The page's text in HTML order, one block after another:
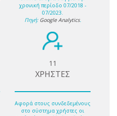
χρονική περίοδο 07/2018 -
07/2023.
Πηγή: Google Analytics.
11
ΧΡΗΣΤΕΣ
Αφορά στους συνδεδεμένους
στο σύστημα χρήστες οι